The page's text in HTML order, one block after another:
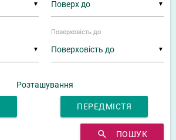
▼ ▼
▼ ▼
Поверховість до
Розташування
ПЕРЕДМІСТЯ
search ПОШУК